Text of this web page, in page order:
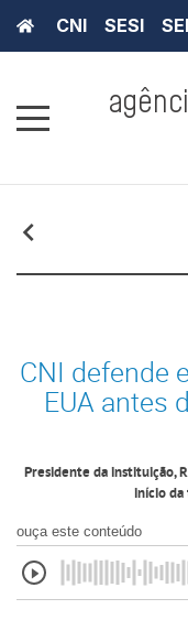
CNI SESI
CNI defende
EUA antes
Presidente da instituição,
início da
ouça este conteúdo